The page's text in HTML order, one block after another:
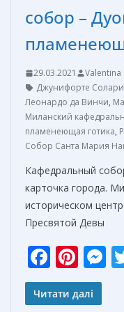
собор –
29.03.2021 Valentina
Джунифорте Солари
Леонардо да Винчи,
Миланский
пламенеющая готика,
Собор Санта Мария
Кафедральный
карточка города.
историческом
Пресвятой Девы
F
ac
e
Pi
nt
er
Читати далі